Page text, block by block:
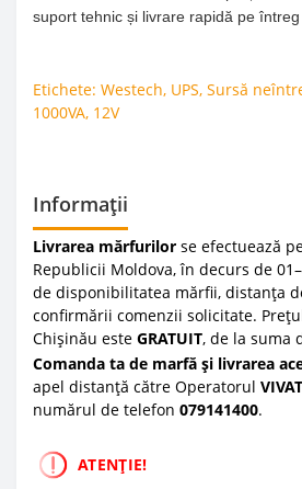
suport tehnic și livrare rapidă pe
Etichete: Westech, UPS, Sursă
1000VA, 12V
Informații
Livrarea mărfurilor se efectuează
Republicii Moldova, în decurs de
de disponibilitatea mărfii, distanța
confirmării comenzii solicitate.
Chișinău este GRATUIT, de la suma
Comanda ta de marfă și livrarea
apel distanță către Operatorul
numărul de telefon 079141400.
ATENȚIE!